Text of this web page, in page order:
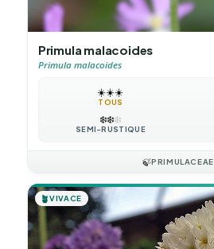
Primula malacoides
Primula malacoides
☀️☀️☀️
TOUS
❄️❄️❄️
SEMI-RUSTIQUE
🍃PRIMULACEAE
🪴VIVACE